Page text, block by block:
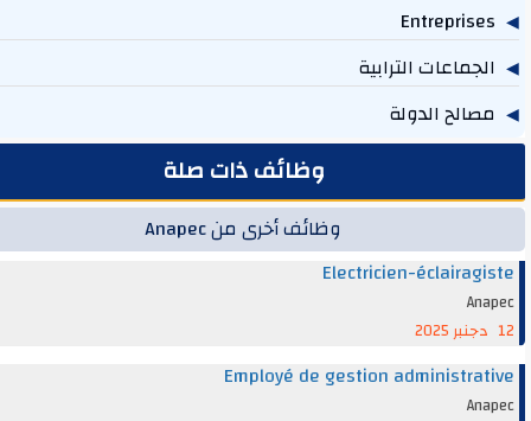
الترابية
الدولة
وظائف ذات صلة
وظائف أخرى من Anapec
Electricien-
Employé de gestion